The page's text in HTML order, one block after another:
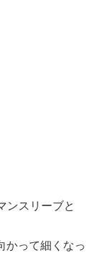
ンスリーブと
かって細くなっ